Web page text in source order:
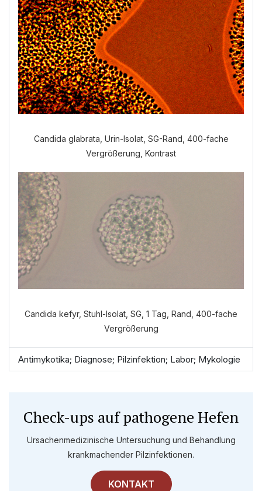
Candida glabrata, Urin-Isolat, SG-Rand, 400-fache
Vergrößerung, Kontrast
Candida kefyr, Stuhl-Isolat, SG, 1 Tag, Rand, 400-fache
Vergrößerung
Antimykotika; Diagnose; Pilzinfektion; Labor; Mykologie
Check-ups auf pathogene Hefen
Ursachenmedizinische Untersuchung und Behandlung
krankmachender Pilzinfektionen.
KONTAKT
VERDAUUNGSANAMNESE
NORMALE ANAMNESE